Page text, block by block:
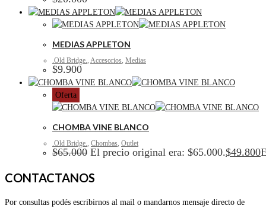
MEDIAS APPLETON
.Old Bridge., Accesorios, Medias
$9.900
Oferta
CHOMBA VINE BLANCO
.Old Bridge., Chombas, Outlet
$65.000 El precio original era: $65.000.$49.800
CONTACTANOS
Por consultas podés escribirnos al mail o mandarnos mensaje directo de